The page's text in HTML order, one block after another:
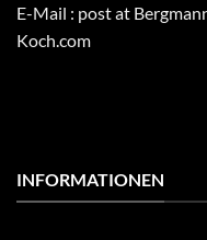
E-Mail : post at
Koch.com
INFORMATIONEN